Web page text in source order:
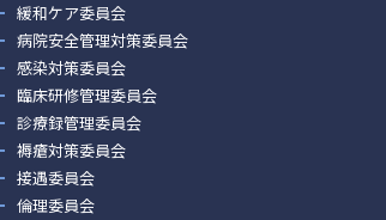
緩和ケア委員会
病院安全管理対策委員会
感染対策委員会
臨床研修管理委員会
診療録管理委員会
褥瘡対策委員会
接遇委員会
倫理委員会